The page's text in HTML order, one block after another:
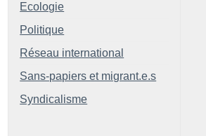
Ecologie
Politique
Réseau international
Sans-papiers et migrant.e.s
Syndicalisme